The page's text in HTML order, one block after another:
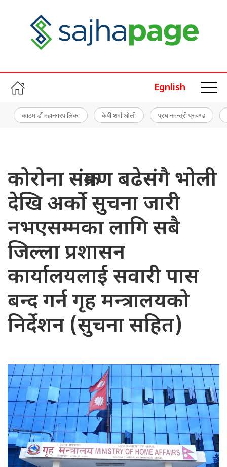
Egnlish
काठमाडौं महानगरपालिका केपी शर्मा ओली प्रधानमन्त्री प्रचण्ड
कोरोना संक्रमण बढेसंगै भोली
देखि अर्को सुचना जारी
नभएसम्मका लागि सबै
जिल्ला प्रशासन
कार्यालयलाई सवारी पास
बन्द गर्न गृह मन्त्रालयको
निर्देशन (सुचना सहित)